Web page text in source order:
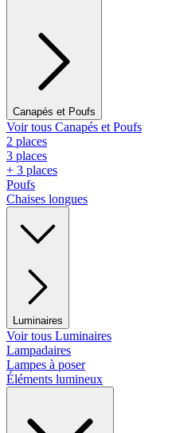
Canapés et Poufs
Voir tous Canapés et Poufs
2 places
3 places
+ 3 places
Poufs
Chaises longues
Luminaires
Voir tous Luminaires
Lampadaires
Lampes à poser
Éléments lumineux